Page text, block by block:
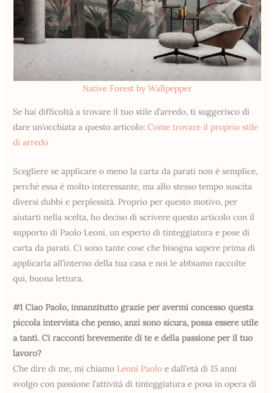
Native Forest by Wallpepper
Se hai difficoltà a trovare il tuo stile d’arredo, ti suggerisco di
dare un’occhiata a questo articolo: Come trovare il proprio stile
di arredo
Scegliere se applicare o meno la carta da parati non è semplice,
perchè essa è molto interessante, ma allo stesso tempo suscita
diversi dubbi e perplessità. Proprio per questo motivo, per
aiutarti nella scelta, ho deciso di scrivere questo articolo con il
supporto di Paolo Leoni, un esperto di tinteggiatura e pose di
carta da parati. Ci sono tante cose che bisogna sapere prima di
applicarla all’interno della tua casa e noi le abbiamo raccolte
qui, buona lettura.
#1 Ciao Paolo, innanzitutto grazie per avermi concesso questa
piccola intervista che penso, anzi sono sicura, possa essere utile
a tanti. Ci racconti brevemente di te e della passione per il tuo
lavoro?
Che dire di me, mi chiamo Leoni Paolo e dall’età di 15 anni
svolgo con passione l’attività di tinteggiatura e posa in opera di